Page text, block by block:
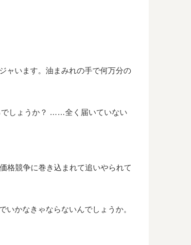
ャいます。油まみれの手で何万分の
でしょうか？ ……全く届いていない
格競争に巻き込まれて追いやられて
かなきゃならないんでしょうか。